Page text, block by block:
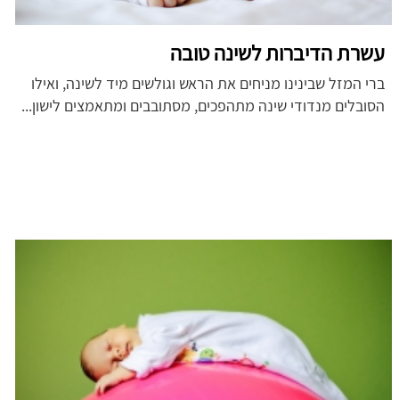
עשרת הדיברות לשינה טובה
ברי המזל שבינינו מניחים את הראש וגולשים מיד לשינה, ואילו
הסובלים מנדודי שינה מתהפכים, מסתובבים ומתאמצים לישון...